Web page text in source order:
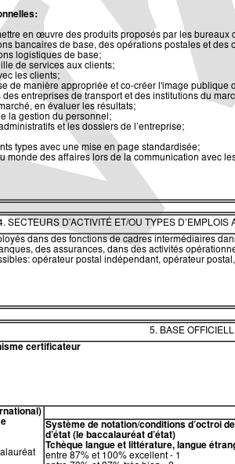
en œuvre des produits proposés par les
bancaires de base, des opérations postales et des
logistiques de base;
de services aux clients;
les clients;
de manière appropriée et co-créer l'image publique
entreprises de transport et des institutions du
en évaluer les résultats;
la gestion du personnel;
et les dossiers de l’entreprise;
types avec une mise en page standardisée;
monde des affaires lors de la communication avec
SECTEURS D’ACTIVITÉ ET/OU TYPES
dans des fonctions de cadres intermédiaires
des assurances, dans des activités
opérateur postal indépendant, opérateur
5. BASE
certificateur
Système de notation/conditions d’octroi
d’état (le baccalauréat d’état)
Tchèque langue et littérature, langue
entre 87% et 100% excellent - 1